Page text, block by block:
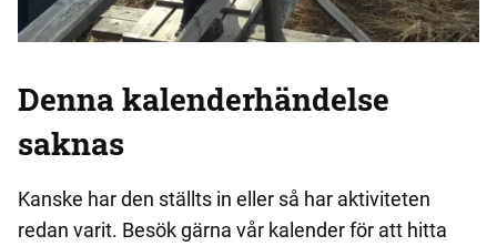
Denna kalenderhändelse
saknas
Kanske har den ställts in eller så har aktiviteten
redan varit. Besök gärna vår kalender för att hitta